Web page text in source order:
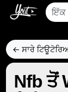
← ਸਾਰੇ
Nfb ਤੋਂ